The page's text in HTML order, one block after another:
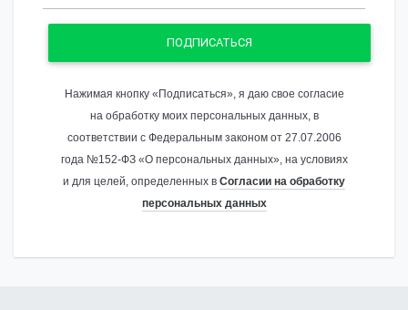
ПОДПИСАТЬСЯ
Нажимая кнопку «Подписаться», я даю свое согласие
на обработку моих персональных данных, в
соответствии с Федеральным законом от 27.07.2006
года №152-ФЗ «О персональных данных», на условиях
и для целей, определенных в Согласии на обработку
персональных данных